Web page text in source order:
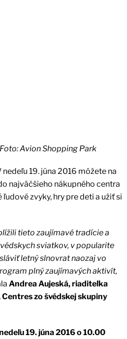
Foto: Avion Shopping Park
19. júna 2016 môžete na
najväčšieho nákupného centra
zvyky, hry pre deti a užiť si
tieto zaujímavé tradície a
sviatkov, v popularite
letný slnovrat naozaj vo
plný zaujímavých aktivít,
Andrea Aujeská, riaditeľka
zo švédskej skupiny
19. júna 2016 o 10.00